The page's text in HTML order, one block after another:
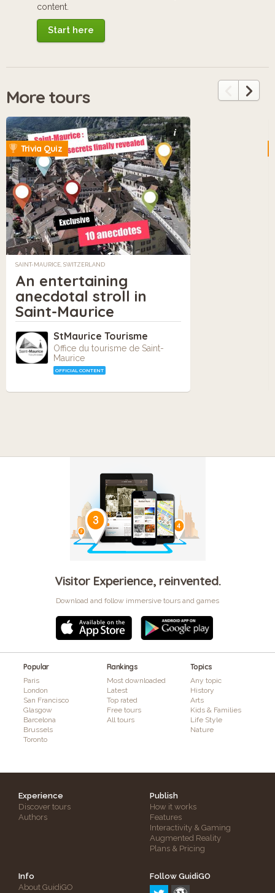
content.
Start here
More tours
i
Trivia Quiz
SAINT-MAURICE, SWITZERLAND
An entertaining
anecdotal stroll in
Saint-Maurice
StMaurice Tourisme
Office du tourisme de Saint-
Maurice
OFFICIAL CONTENT
Visitor Experience, reinvented.
Download and follow immersive tours and games
Popular
Paris
London
San Francisco
Glasgow
Barcelona
Brussels
Toronto
Rankings
Most downloaded
Latest
Top rated
Free tours
All tours
Topics
Any topic
History
Arts
Kids & Families
Life Style
Nature
Experience
Discover tours
Authors
Publish
How it works
Features
Interactivity & Gaming
Augmented Reality
Plans & Pricing
Info
About GuidiGO
Follow GuidiGO